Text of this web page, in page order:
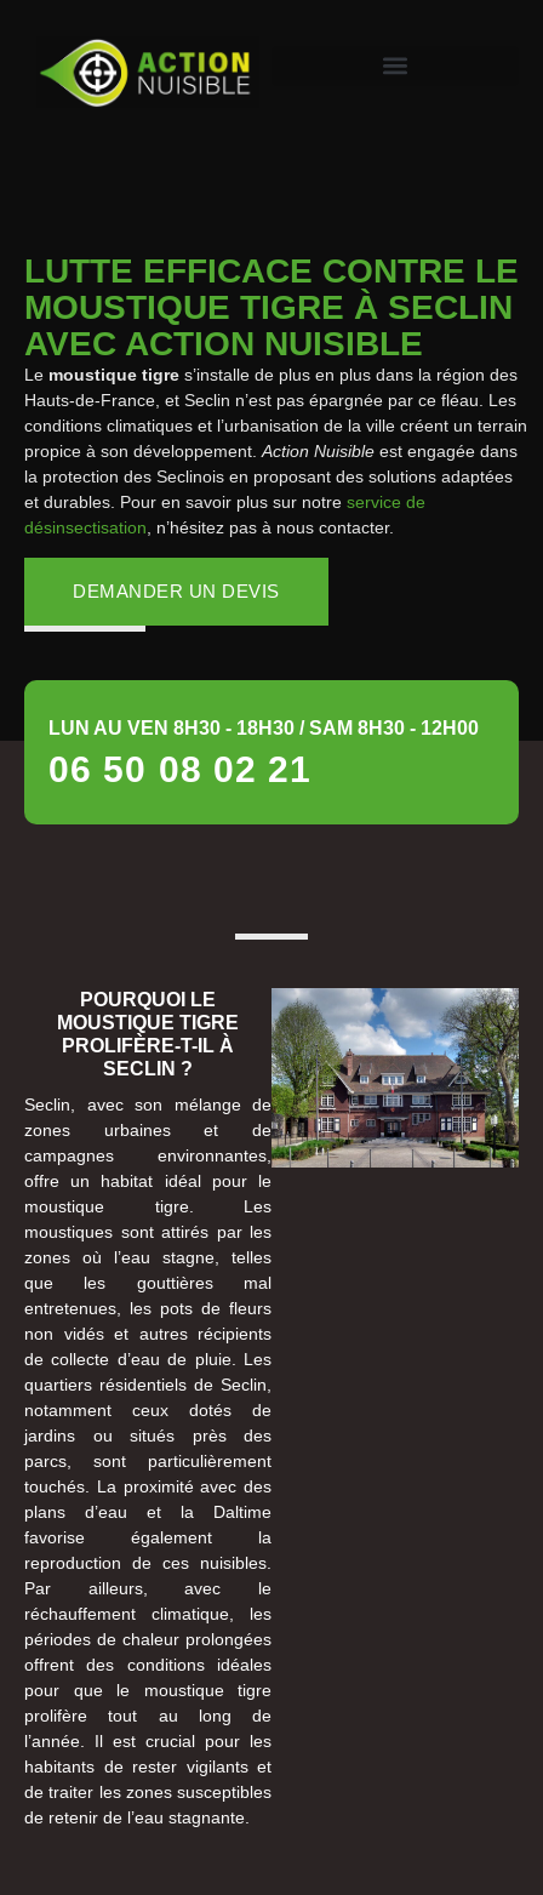
LUTTE EFFICACE CONTRE LE
MOUSTIQUE TIGRE À SECLIN
AVEC ACTION NUISIBLE
Le moustique tigre s’installe de plus en plus dans la région des
Hauts-de-France, et Seclin n’est pas épargnée par ce fléau. Les
conditions climatiques et l’urbanisation de la ville créent un terrain
propice à son développement. Action Nuisible est engagée dans
la protection des Seclinois en proposant des solutions adaptées
et durables. Pour en savoir plus sur notre service de
désinsectisation , n’hésitez pas à nous contacter.
DEMANDER UN DEVIS
LUN AU VEN 8H30 - 18H30 / SAM 8H30 - 12H00
06 50 08 02 21
POURQUOI LE
MOUSTIQUE TIGRE
PROLIFÈRE-T-IL À
SECLIN ?
Seclin, avec son mélange de
zones urbaines et de
campagnes environnantes,
offre un habitat idéal pour le
moustique tigre. Les
moustiques sont attirés par les
zones où l’eau stagne, telles
que les gouttières mal
entretenues, les pots de fleurs
non vidés et autres récipients
de collecte d’eau de pluie. Les
quartiers résidentiels de Seclin,
notamment ceux dotés de
jardins ou situés près des
parcs, sont particulièrement
touchés. La proximité avec des
plans d’eau et la Daltime
favorise également la
reproduction de ces nuisibles.
Par ailleurs, avec le
réchauffement climatique, les
périodes de chaleur prolongées
offrent des conditions idéales
pour que le moustique tigre
prolifère tout au long de
l’année. Il est crucial pour les
habitants de rester vigilants et
de traiter les zones susceptibles
de retenir de l’eau stagnante.